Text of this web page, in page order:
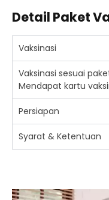
Detail Paket
Vaksinasi
Vaksinasi sesuai
Mendapat kartu
Persiapan
Syarat & Ketentuan